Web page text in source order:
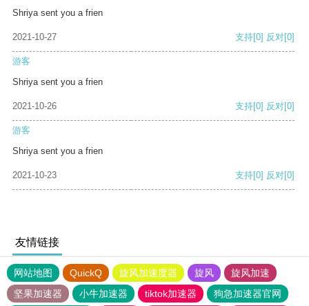
Shriya sent you a frien
2021-10-27 支持[0] 反对[0]
游客
Shriya sent you a frien
2021-10-26 支持[0] 反对[0]
游客
Shriya sent you a frien
2021-10-23 支持[0] 反对[0]
友情链接
网站地图 QuickQ 旋风加速度器 旋风
旋风加速
坚果加速器
小牛加速器 tiktok加速器
狗急加速器官网